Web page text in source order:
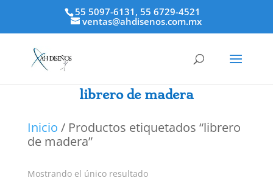
55 5097-6131, 55 6729-4521
ventas@ahdisenos.com.mx
librero de madera
Inicio / Productos etiquetados “librero
de madera”
Mostrando el único resultado